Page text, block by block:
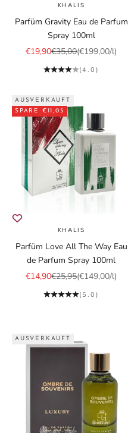
KHALIS
Parfüm Gravity Eau de Parfum
Spray 100ml
Angebot
€19,90Regulärer Preis
€35,00(€199,00/l)
(4.0)
AUSVERKAUFT
SPARE €11,05
KHALIS
Parfüm Love All The Way Eau
de Parfum Spray 100ml
Angebot
€14,90Regulärer Preis
€25,95(€149,00/l)
(5.0)
AUSVERKAUFT